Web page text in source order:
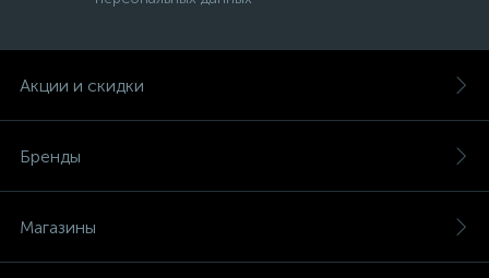
Акции и скидки
Бренды
Магазины